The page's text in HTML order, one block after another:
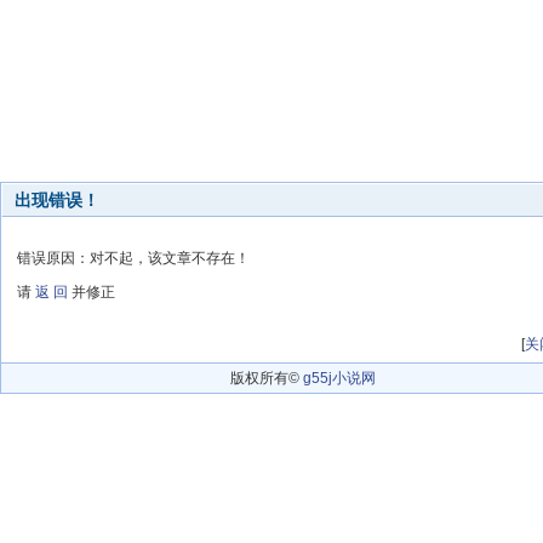
出现错误！
错误原因：对不起，该文章不存在！
请 返 回 并修正
[关
版权所有© g55j小说网